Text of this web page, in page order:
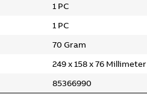
1 PC
1 PC
70 Gram
249 x 158 x 76 Millimeter
85366990